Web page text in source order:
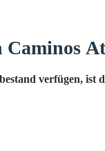
Caminos
verfügen, ist